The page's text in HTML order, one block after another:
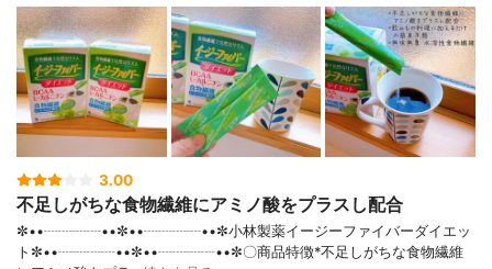
3.00
不足しがちな食物繊維にアミノ酸をプラスし配合
✼••┈┈┈┈••✼••┈┈┈┈••✼小林製薬イージーファイバーダイエッ
ト✼••┈┈┈┈••✼••┈┈┈┈••✼〇商品特徴*不足しがちな食物繊維